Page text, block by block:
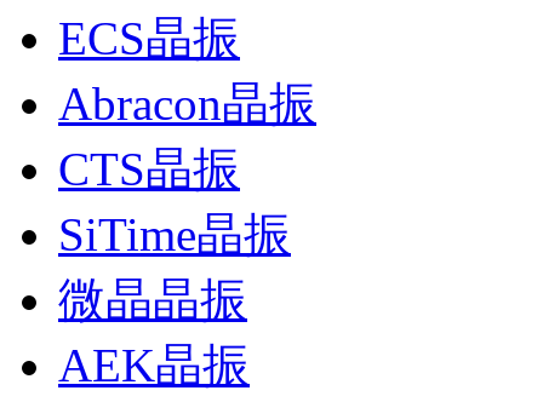
ECS晶振
Abracon晶振
CTS晶振
SiTime晶振
微晶晶振
AEK晶振